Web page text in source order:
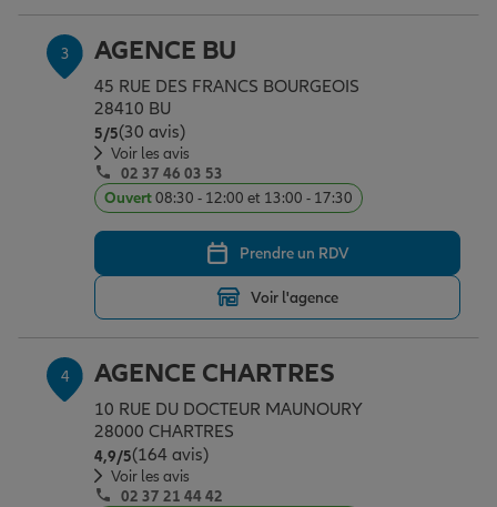
Protection juridique
Retraite
Tous nos devis d'assurance
3 AGENCE BU
45 RUE DES FRANCS BOURGEOIS
28410 BU
5/5Note de 5 sur 5
(30 avis)
Voir les avis
02 37 46 03 53
Ouvert08:30 - 12:00 et 13:00 - 17:30
Prendre un RDV
Voir l'agence
4 AGENCE CHARTRES
10 RUE DU DOCTEUR MAUNOURY
28000 CHARTRES
4,9/5Note de 4.9 sur 5
(164 avis)
Voir les avis
02 37 21 44 42